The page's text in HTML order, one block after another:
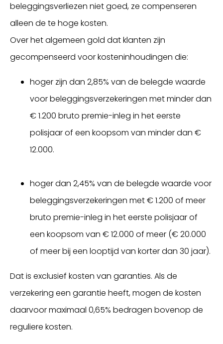
beleggingsverliezen niet goed, ze compenseren
alleen de te hoge kosten.
Over het algemeen gold dat klanten zijn
gecompenseerd voor kosteninhoudingen die:
hoger zijn dan 2,85% van de belegde waarde
voor beleggingsverzekeringen met minder dan
€ 1.200 bruto premie-inleg in het eerste
polisjaar of een koopsom van minder dan €
12.000.
hoger dan 2,45% van de belegde waarde voor
beleggingsverzekeringen met € 1.200 of meer
bruto premie-inleg in het eerste polisjaar of
een koopsom van € 12.000 of meer (€ 20.000
of meer bij een looptijd van korter dan 30 jaar).
Dat is exclusief kosten van garanties. Als de
verzekering een garantie heeft, mogen de kosten
daarvoor maximaal 0,65% bedragen bovenop de
reguliere kosten.